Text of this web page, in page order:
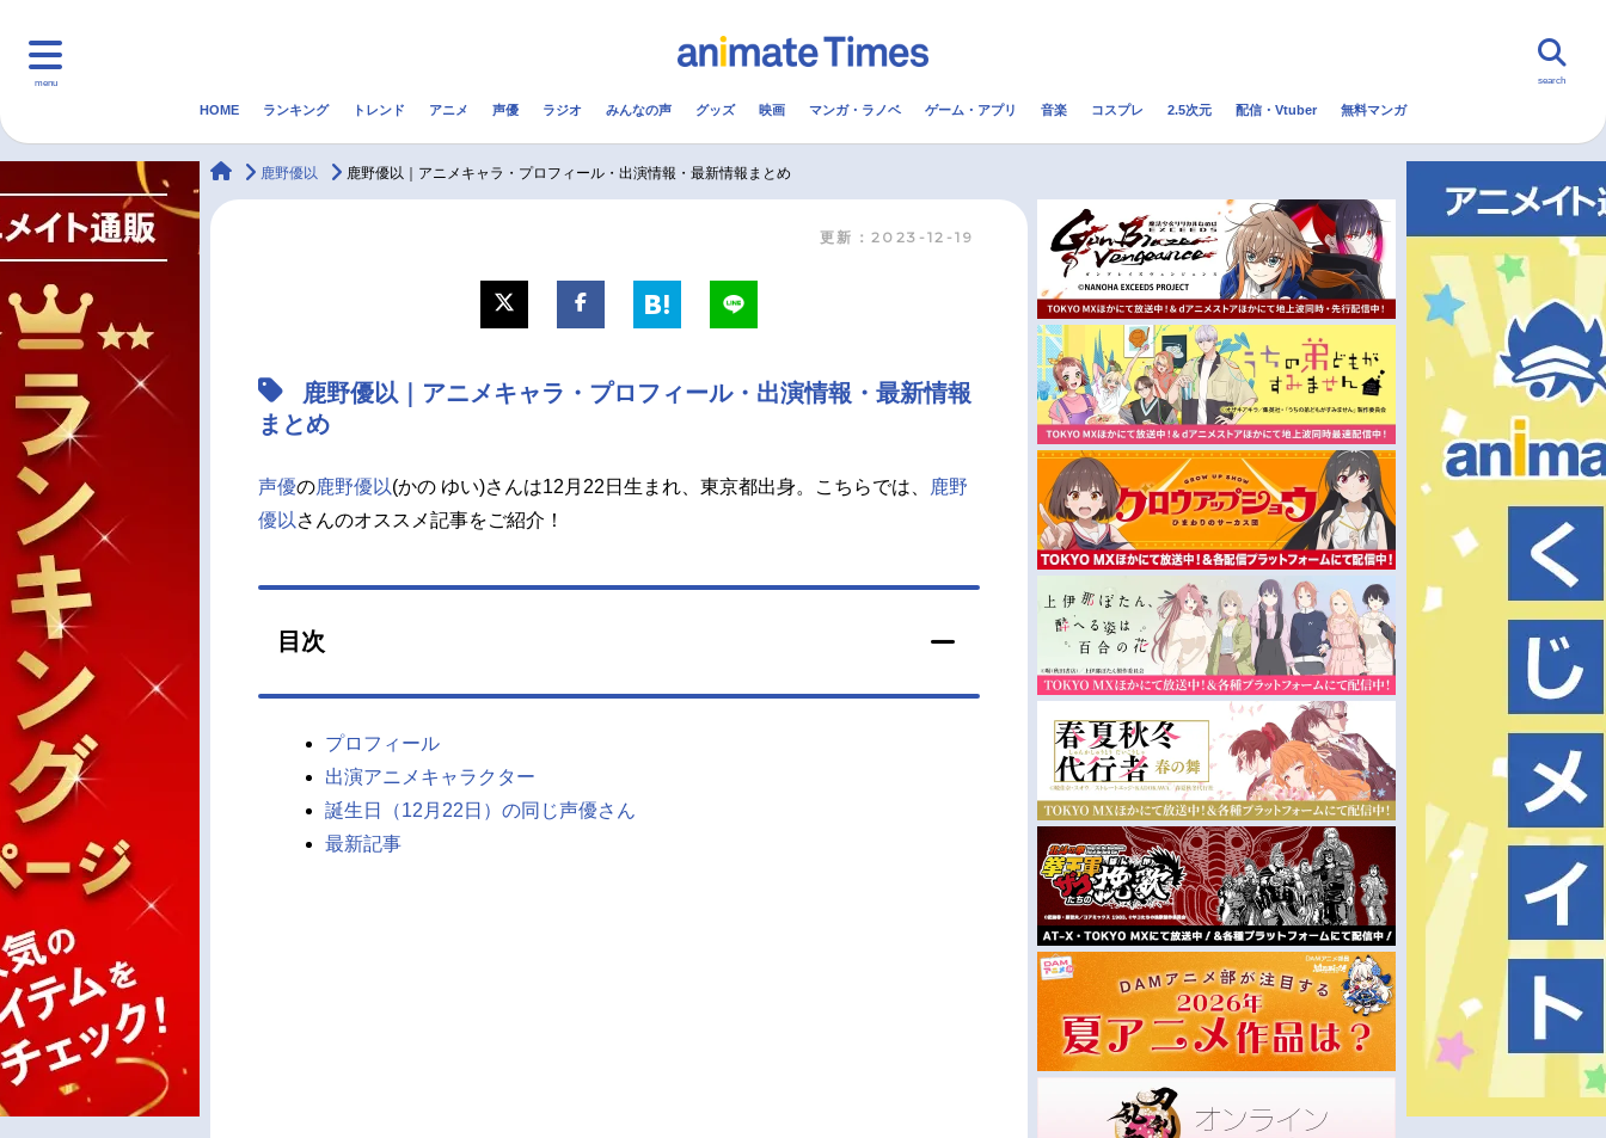
menu
マンガ・ラノベ 2.5次元 配信・Vtuber トレンド 無料マンガ
声優記事一覧
アニメ映画一覧
男性声優/女性声優一覧
今期アニメ曜日別一覧
夏アニメ
秋アニメ
冬アニメ
search
HOME ランキング トレンド アニメ 声優 ラジオ みんなの声 グッズ 映画 マンガ・ラノベ ゲーム・アプリ 音楽 コスプレ 2.5次元 配信・Vtuber 無料マンガ
animateTimes
鹿野優以 鹿野優以｜アニメキャラ・プロフィール・出演情報・最新情報まとめ
更新：2023-12-19
鹿野優以｜アニメキャラ・プロフィール・出演情報・最新情報
まとめ
声優の鹿野優以(かの ゆい)さんは12月22日生まれ、東京都出身。こちらでは、
鹿野
優以 さんのオススメ記事をご紹介！
目次
プロフィール
出演アニメキャラクター
誕生日（12月22日）の同じ声優さん
最新記事